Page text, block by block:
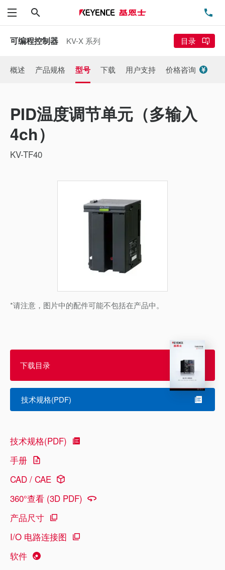
菜单
可编程控制器 KV-X 系列 目录
概述 产品规格 型号 下载 用户支持 价格咨询
PID温度调节单元（多输入
4ch）
KV-TF40
*请注意，图片中的配件可能不包括在产品中。
下载目录
技术规格(PDF)
技术规格(PDF)
手册
CAD / CAE
360°查看 (3D PDF)
产品尺寸
I/O 电路连接图
软件